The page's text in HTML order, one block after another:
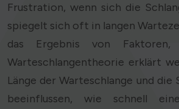
Frustration, wenn sich die
spiegelt sich oft in langen
das Ergebnis von
Warteschlangentheorie erklärt
Länge der Warteschlange und
beeinflussen, wie schnell